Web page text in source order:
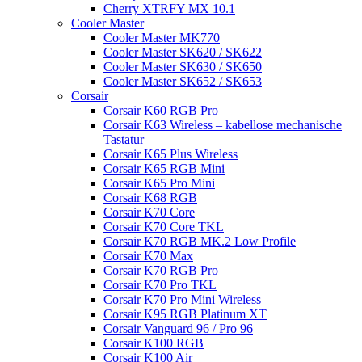
Cherry XTRFY MX 10.1
Cooler Master
Cooler Master MK770
Cooler Master SK620 / SK622
Cooler Master SK630 / SK650
Cooler Master SK652 / SK653
Corsair
Corsair K60 RGB Pro
Corsair K63 Wireless – kabellose mechanische
Tastatur
Corsair K65 Plus Wireless
Corsair K65 RGB Mini
Corsair K65 Pro Mini
Corsair K68 RGB
Corsair K70 Core
Corsair K70 Core TKL
Corsair K70 RGB MK.2 Low Profile
Corsair K70 Max
Corsair K70 RGB Pro
Corsair K70 Pro TKL
Corsair K70 Pro Mini Wireless
Corsair K95 RGB Platinum XT
Corsair Vanguard 96 / Pro 96
Corsair K100 RGB
Corsair K100 Air